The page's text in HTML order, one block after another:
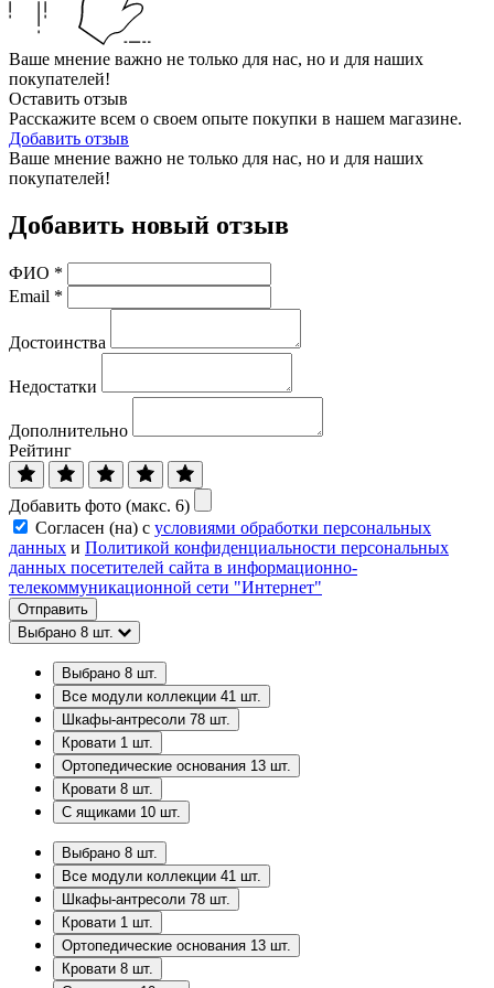
Ваше мнение важно не только для нас, но и для наших
покупателей!
Оставить отзыв
Расскажите всем о своем опыте покупки в нашем магазине.
Добавить отзыв
Ваше мнение важно не только для нас, но и для наших
покупателей!
Добавить новый отзыв
ФИО *
Email *
Достоинства
Недостатки
Дополнительно
Рейтинг
Добавить фото (макс. 6)
Согласен (на) с условиями обработки персональных
данных и Политикой конфиденциальности персональных
данных посетителей сайта в информационно-
телекоммуникационной сети "Интернет"
Отправить
Выбрано 8 шт.
Выбрано 8 шт.
Все модули коллекции 41 шт.
Шкафы-антресоли 78 шт.
Кровати 1 шт.
Ортопедические основания 13 шт.
Кровати 8 шт.
С ящиками 10 шт.
Выбрано 8 шт.
Все модули коллекции 41 шт.
Шкафы-антресоли 78 шт.
Кровати 1 шт.
Ортопедические основания 13 шт.
Кровати 8 шт.